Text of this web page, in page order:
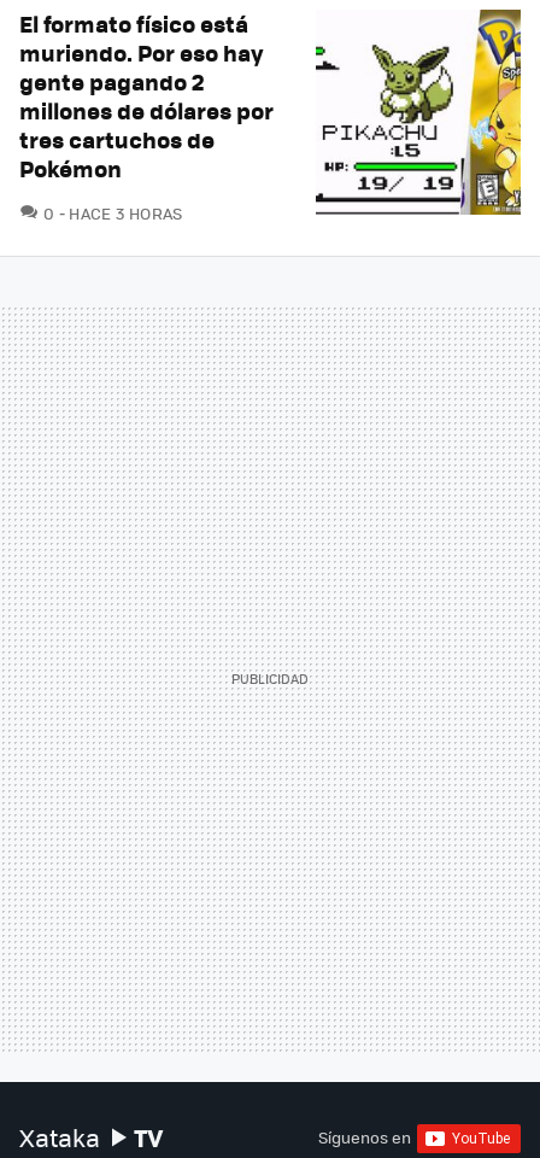
El formato físico está
muriendo. Por eso hay
gente pagando 2
millones de dólares por
tres cartuchos de
Pokémon
0 COMENTARIOS
HACE 3 HORAS
Xataka TV Síguenos en